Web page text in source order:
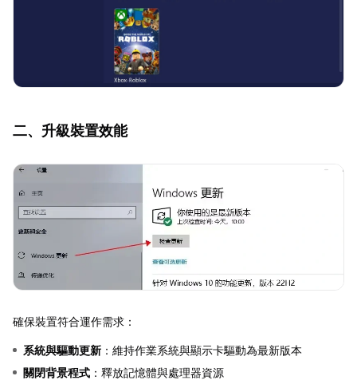
二、升級裝置效能
確保裝置符合運作需求：
系統與驅動更新 ：維持作業系統與顯示卡驅動為最新版本
關閉背景程式 ：釋放記憶體與處理器資源